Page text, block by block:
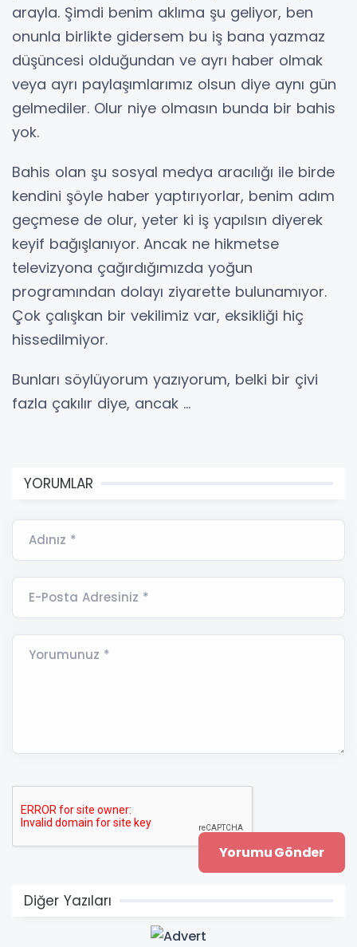
arayla. Şimdi benim aklıma şu geliyor, ben
onunla birlikte gidersem bu iş bana yazmaz
düşüncesi olduğundan ve ayrı haber olmak
veya ayrı paylaşımlarımız olsun diye aynı gün
gelmediler. Olur niye olmasın bunda bir bahis
yok.
Bahis olan şu sosyal medya aracılığı ile birde
kendini şöyle haber yaptırıyorlar, benim adım
geçmese de olur, yeter ki iş yapılsın diyerek
keyif bağışlanıyor. Ancak ne hikmetse
televizyona çağırdığımızda yoğun
programından dolayı ziyarette bulunamıyor.
Çok çalışkan bir vekilimiz var, eksikliği hiç
hissedilmiyor.
Bunları söylüyorum yazıyorum, belki bir çivi
fazla çakılır diye, ancak …
YORUMLAR
Adınız *
E-Posta Adresiniz *
Yorumunuz *
Diğer Yazıları